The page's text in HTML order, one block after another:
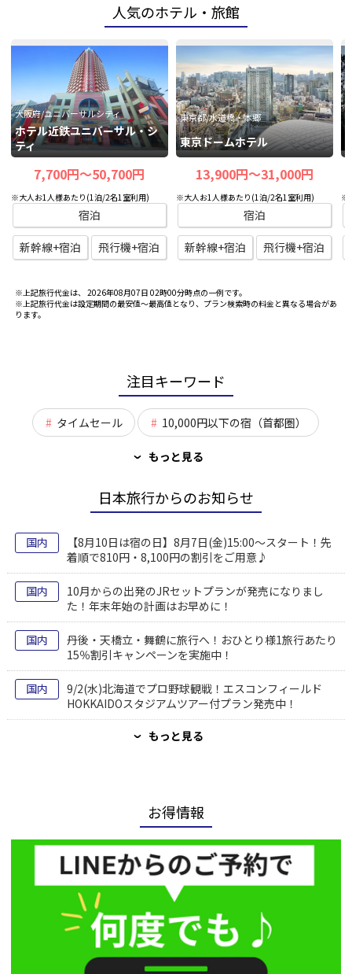
人気のホテル・旅館
大阪府/ユニバーサルシティ
ホテル近鉄ユニバーサル・シ
ティ
7,700円〜50,700円
※大人お1人様あたり(1泊/2名1室利用)
宿泊
新幹線+宿泊 飛行機+宿泊
東京都/水道橋・本郷
東京ドームホテル
13,900円〜31,000円
※大人お1人様あたり(1泊/2名1室利用)
宿泊
新幹線+宿泊 飛行機+宿泊
※
※上記旅行代金は、 2026年08月07日 02時00分時点の一例です。
※上記旅行代金は設定期間の最安値～最高値となり、プラン検索時の料金と異なる場合があ
ります。
注目キーワード
タイムセール 10,000円以下の宿（首都圏）
›もっと見る
日本旅行からのお知らせ
国内
【8月10日は宿の日】8月7日(金)15:00～スタート！先
着順で810円・8,100円の割引をご用意♪
国内
10月からの出発のJRセットプランが発売になりまし
た！年末年始の計画はお早めに！
国内
丹後・天橋立・舞鶴に旅行へ！おひとり様1旅行あたり
15％割引キャンペーンを実施中！
国内
9/2(水)北海道でプロ野球観戦！エスコンフィールド
HOKKAIDOスタジアムツアー付プラン発売中！
›もっと見る
お得情報